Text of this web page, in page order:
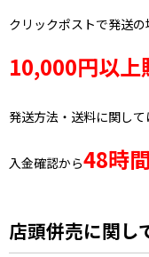
クリックポストで発送
10,000円以上
発送方法・送料に関して
入金確認から48時間
店頭併売に関し